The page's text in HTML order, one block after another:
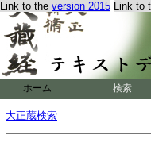
Link to the version 2015 Link to
ホーム 検索
大正蔵検索